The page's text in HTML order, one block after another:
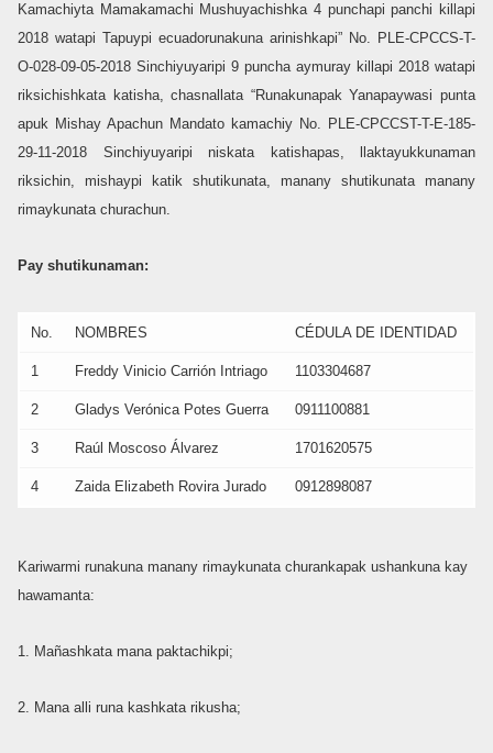
Kamachiyta Mamakamachi Mushuyachishka 4 punchapi panchi killapi
2018 watapi Tapuypi ecuadorunakuna arinishkapi” No. PLE-CPCCS-T-
O-028-09-05-2018 Sinchiyuyaripi 9 puncha aymuray killapi 2018 watapi
riksichishkata katisha, chasnallata “Runakunapak Yanapaywasi punta
apuk Mishay Apachun Mandato kamachiy No. PLE-CPCCST-T-E-185-
29-11-2018 Sinchiyuyaripi niskata katishapas, llaktayukkunaman
riksichin, mishaypi katik shutikunata, manany shutikunata manany
rimaykunata churachun.
Pay shutikunaman:
No. NOMBRES CÉDULA DE IDENTIDAD
1 Freddy Vinicio Carrión Intriago 1103304687
2 Gladys Verónica Potes Guerra 0911100881
3 Raúl Moscoso Álvarez 1701620575
4 Zaida Elizabeth Rovira Jurado 0912898087
Kariwarmi runakuna manany rimaykunata churankapak ushankuna kay
hawamanta:
1. Mañashkata mana paktachikpi;
2. Mana alli runa kashkata rikusha;